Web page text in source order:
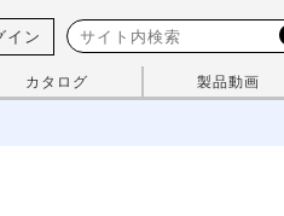
イン
カタログ 製品動画